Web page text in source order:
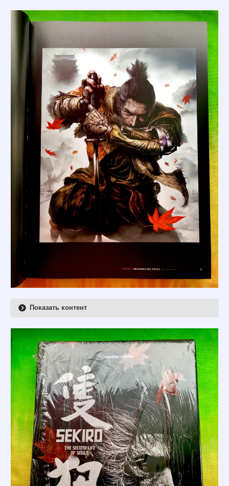
Показать контент